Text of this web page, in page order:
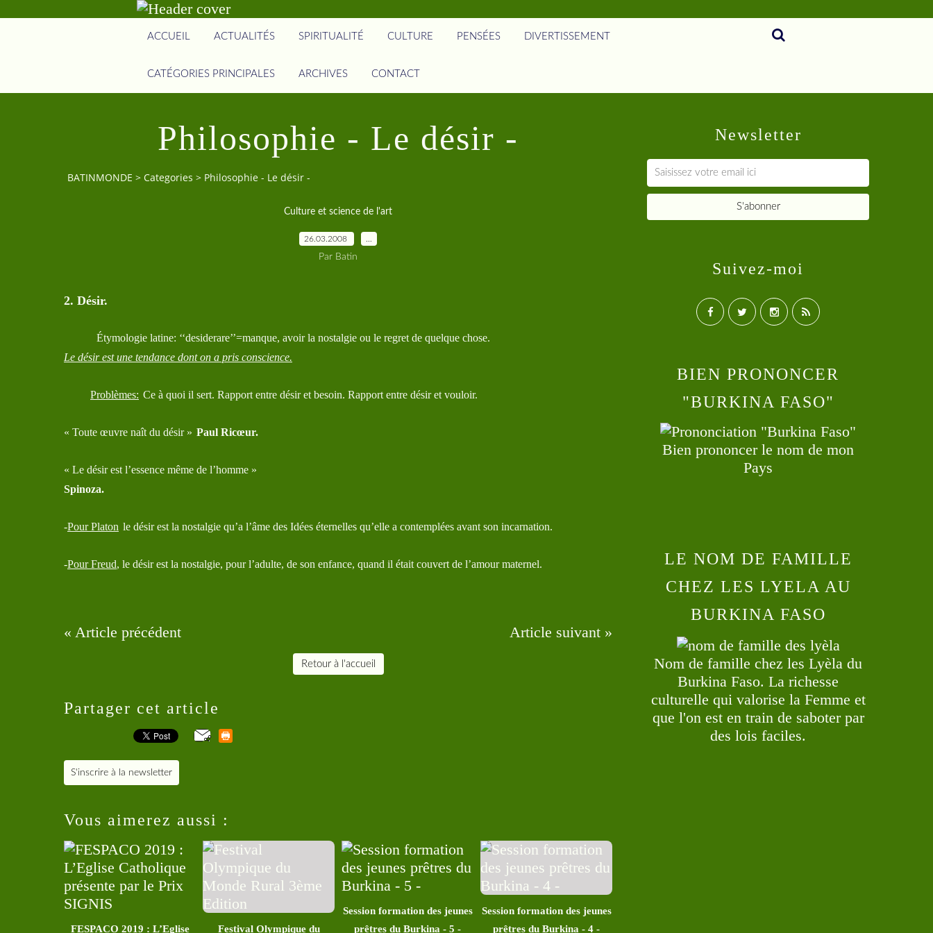
ACCUEIL ACTUALITÉS SPIRITUALITÉ CULTURE PENSÉES DIVERTISSEMENT
CATÉGORIES PRINCIPALES ARCHIVES CONTACT
Philosophie - Le désir -
BATINMONDE > Categories > Philosophie - Le désir -
Culture et science de l'art
26.03.2008
Par Batin
2. Désir.
Étymologie latine: ‘‘desiderare’’=manque, avoir la nostalgie ou le regret de quelque chose.
Le désir est une tendance dont on a pris conscience.
Problèmes: Ce à quoi il sert. Rapport entre désir et besoin. Rapport entre désir et vouloir.
« Toute œuvre naît du désir » Paul Ricœur.
« Le désir est l’essence même de l’homme »
Spinoza.
-Pour Platon le désir est la nostalgie qu’a l’âme des Idées éternelles qu’elle a contemplées avant son incarnation.
-Pour Freud, le désir est la nostalgie, pour l’adulte, de son enfance, quand il était couvert de l’amour maternel.
« Article précédent Article suivant »
Retour à l'accueil
Partager cet article
S'inscrire à la newsletter
Vous aimerez aussi :
FESPACO 2019 : L’Eglise Festival Olympique du
Session formation des jeunes
prêtres du Burkina - 5 -
Session formation des jeunes
prêtres du Burkina - 4 -
Newsletter
Suivez-moi
BIEN PRONONCER
"BURKINA FASO"
Bien prononcer le nom de mon
Pays
LE NOM DE FAMILLE
CHEZ LES LYELA AU
BURKINA FASO
Nom de famille chez les Lyèla du
Burkina Faso. La richesse
culturelle qui valorise la Femme et
que l'on est en train de saboter par
des lois faciles.